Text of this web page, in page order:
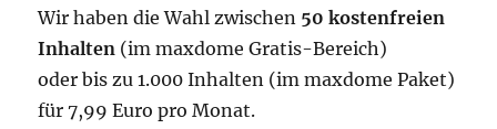
Wir haben die Wahl zwischen 50 kostenfreien
Inhalten (im maxdome Gratis-Bereich)
oder bis zu 1.000 Inhalten (im maxdome Paket)
für 7,99 Euro pro Monat.